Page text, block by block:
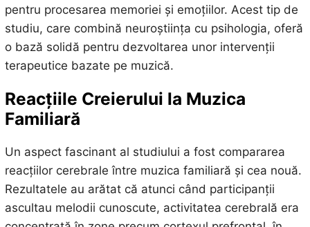
pentru procesarea memoriei și emoțiilor. Acest tip de
studiu, care combină neuroștiința cu psihologia, oferă
o bază solidă pentru dezvoltarea unor intervenții
terapeutice bazate pe muzică.
Reacțiile Creierului la Muzica
Familiară
Un aspect fascinant al studiului a fost compararea
reacțiilor cerebrale între muzica familiară și cea nouă.
Rezultatele au arătat că atunci când participanții
ascultau melodii cunoscute, activitatea cerebrală era